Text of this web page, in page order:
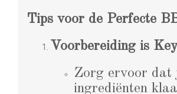
Tips voor de Perfecte
Voorbereiding is
Zorg ervoor dat
ingrediënten